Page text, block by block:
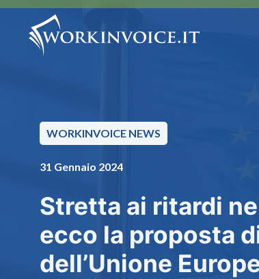
WORKINVOICE NEWS
31 Gennaio 2024
Stretta ai ritardi
ecco la proposta
dell’Unione